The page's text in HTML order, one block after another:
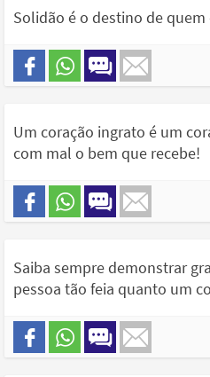
Solidão é o destino de
Um coração ingrato é um
com mal o bem que recebe!
Saiba sempre demonstrar
pessoa tão feia quanto um